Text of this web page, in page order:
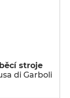
stroje
di Garboli